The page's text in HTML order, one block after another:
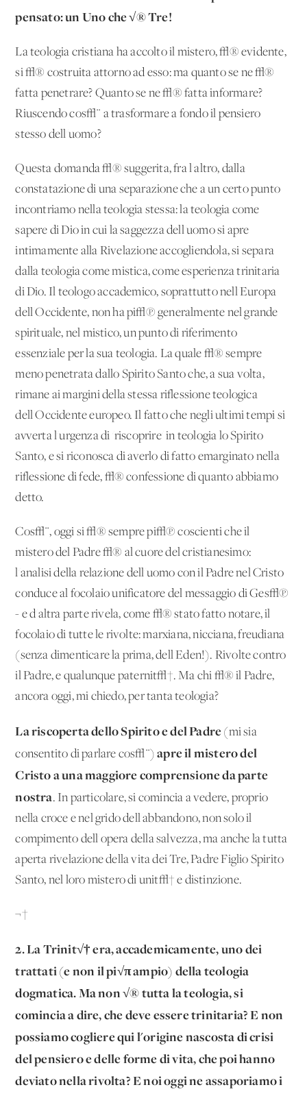
pensato: un Uno che √® Tre!
La teologia cristiana ha accolto il mistero, √® evidente,
si √® costruita attorno ad esso: ma quanto se ne √®
fatta penetrare? Quanto se ne √® fatta informare?
Riuscendo cos√¨ a trasformare a fondo il pensiero
stesso dell'uomo?
Questa domanda √® suggerita, fra l'altro, dalla
constatazione di una separazione che a un certo punto
incontriamo nella teologia stessa: la teologia come
sapere di Dio in cui la saggezza dell'uomo si apre
intimamente alla Rivelazione accogliendola, si separa
dalla teologia come mistica, come esperienza trinitaria
di Dio. Il teologo accademico, soprattutto nell'Europa
dell'Occidente, non ha pi√π generalmente nel grande
spirituale, nel mistico, un punto di riferimento
essenziale per la sua teologia. La quale √® sempre
meno penetrata dallo Spirito Santo che, a sua volta,
rimane ai margini della stessa riflessione teologica
dell'Occidente europeo. Il fatto che negli ultimi tempi si
avverta l'urgenza di 'riscoprire' in teologia lo Spirito
Santo, e si riconosca di averlo di fatto emarginato nella
riflessione di fede, √® confessione di quanto abbiamo
detto.
Cos√¨, oggi si √® sempre pi√π coscienti che il
mistero del Padre √® al cuore del cristianesimo:
l'analisi della relazione dell'uomo con il Padre nel Cristo
conduce al focolaio unificatore del messaggio di Ges√π
- e d'altra parte rivela, come √® stato fatto notare, il
focolaio di tutte le rivolte: marxiana, nicciana, freudiana
(senza dimenticare la prima, dell'Eden!). Rivolte contro
il Padre, e qualunque paternit√†. Ma chi √® il Padre,
ancora oggi, mi chiedo, per tanta teologia?
La riscoperta dello Spirito e del Padre (mi sia
consentito di parlare cos√¨)apre il mistero del
Cristo a una maggiore comprensione da parte
nostra. In particolare, si comincia a vedere, proprio
nella croce e nel grido dell'abbandono, non solo il
compimento dell'opera della salvezza, ma anche la tutta
aperta rivelazione della vita dei Tre, Padre Figlio Spirito
Santo, nel loro mistero di unit√† e distinzione.
¬†
2. La Trinit√† era, accademicamente, uno dei
trattati (e non il pi√π ampio) della teologia
dogmatica. Ma non √® tutta la teologia, si
comincia a dire, che deve essere trinitaria? E non
possiamo cogliere qui l'origine nascosta di crisi
del pensiero e delle forme di vita, che poi hanno
deviato nella rivolta? E noi oggi ne assaporiamo i